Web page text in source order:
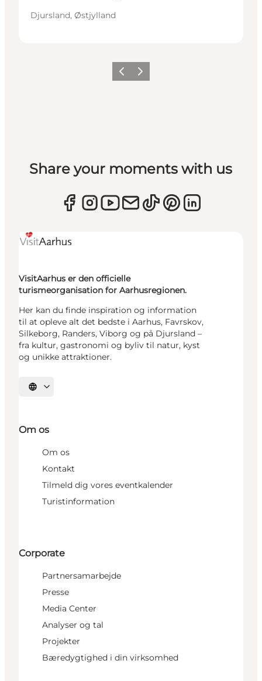
Djursland, Østjylland
ForrigeNæste
Share your moments with us
VisitAarhus er den officielle
turismeorganisation for Aarhusregionen.
Her kan du finde inspiration og information
til at opleve alt det bedste i Aarhus, Favrskov,
Silkeborg, Randers, Viborg og på Djursland –
fra kultur, gastronomi og byliv til natur, kyst
og unikke attraktioner.
Vælg sprog
Om os
Om os
Kontakt
Tilmeld dig vores eventkalender
Turistinformation
Corporate
Partnersamarbejde
Presse
Media Center
Analyser og tal
Projekter
Bæredygtighed i din virksomhed